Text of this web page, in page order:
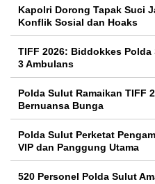
Kapolri Dorong Tapak Suci
Konflik Sosial dan Hoaks
TIFF 2026: Biddokkes
3 Ambulans
Polda Sulut Ramaikan TIFF
Bernuansa Bunga
Polda Sulut Perketat
VIP dan Panggung Utama
520 Personel Polda Sulut